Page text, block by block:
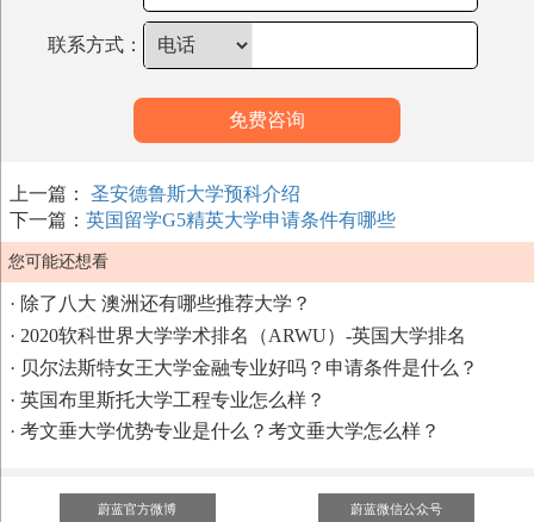
联系方式：
免费咨询
上一篇：
圣安德鲁斯大学预科介绍
下一篇： 英国留学G5精英大学申请条件有哪些
您可能还想看
· 除了八大 澳洲还有哪些推荐大学？
· 2020软科世界大学学术排名（ARWU）-英国大学排名
· 贝尔法斯特女王大学金融专业好吗？申请条件是什么？
· 英国布里斯托大学工程专业怎么样？
· 考文垂大学优势专业是什么？考文垂大学怎么样？
蔚蓝官方微博 蔚蓝微信公众号